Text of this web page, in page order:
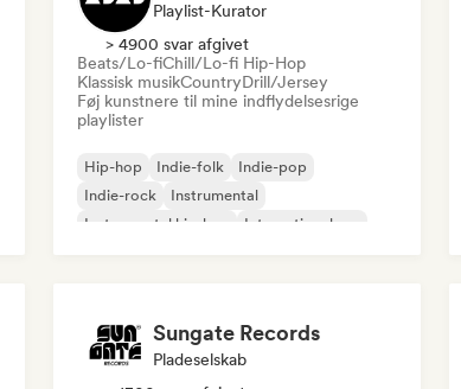
Playlist-Kurator
> 4900 svar afgivet
Beats/Lo-fiChill/Lo-fi Hip-Hop
Klassisk musikCountryDrill/Jersey
Føj kunstnere til mine indflydelsesrige
playlister
Hip-hop Indie-folk
Indie-pop
Indie-rock
Instrumental
Instrumental hip-hop
International rap
Sungate Records
Pladeselskab